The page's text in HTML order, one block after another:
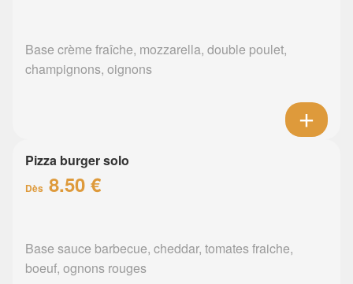
Base crème fraîche, mozzarella, double poulet,
champignons, oignons
Pizza burger solo
Dès 8.50 €
Base sauce barbecue, cheddar, tomates fraiche,
boeuf, ognons rouges